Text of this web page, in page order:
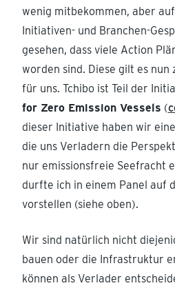
wenig mitbekommen, aber
Initiativen- und Branchen-
gesehen, dass viele Action
worden sind. Diese gilt es nun
für uns. Tchibo ist Teil der
for Zero Emission Vessels (
dieser Initiative haben wir
die uns Verladern die
nur emissionsfreie Seefracht
durfte ich in einem Panel auf
vorstellen (siehe oben).
Wir sind natürlich nicht
bauen oder die Infrastruktur
können als Verlader